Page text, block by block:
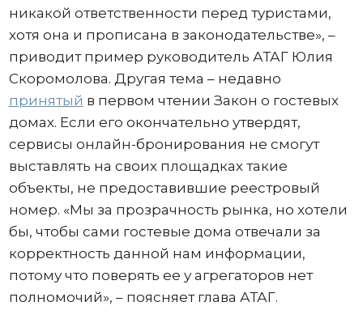
никакой ответственности перед туристами,
хотя она и прописана в законодательстве», –
приводит пример руководитель АТАГ Юлия
Скоромолова. Другая тема – недавно
принятый в первом чтении Закон о гостевых
домах. Если его окончательно утвердят,
сервисы онлайн-бронирования не смогут
выставлять на своих площадках такие
объекты, не предоставившие реестровый
номер. «Мы за прозрачность рынка, но хотели
бы, чтобы сами гостевые дома отвечали за
корректность данной нам информации,
потому что поверять ее у агрегаторов нет
полномочий», – поясняет глава АТАГ.